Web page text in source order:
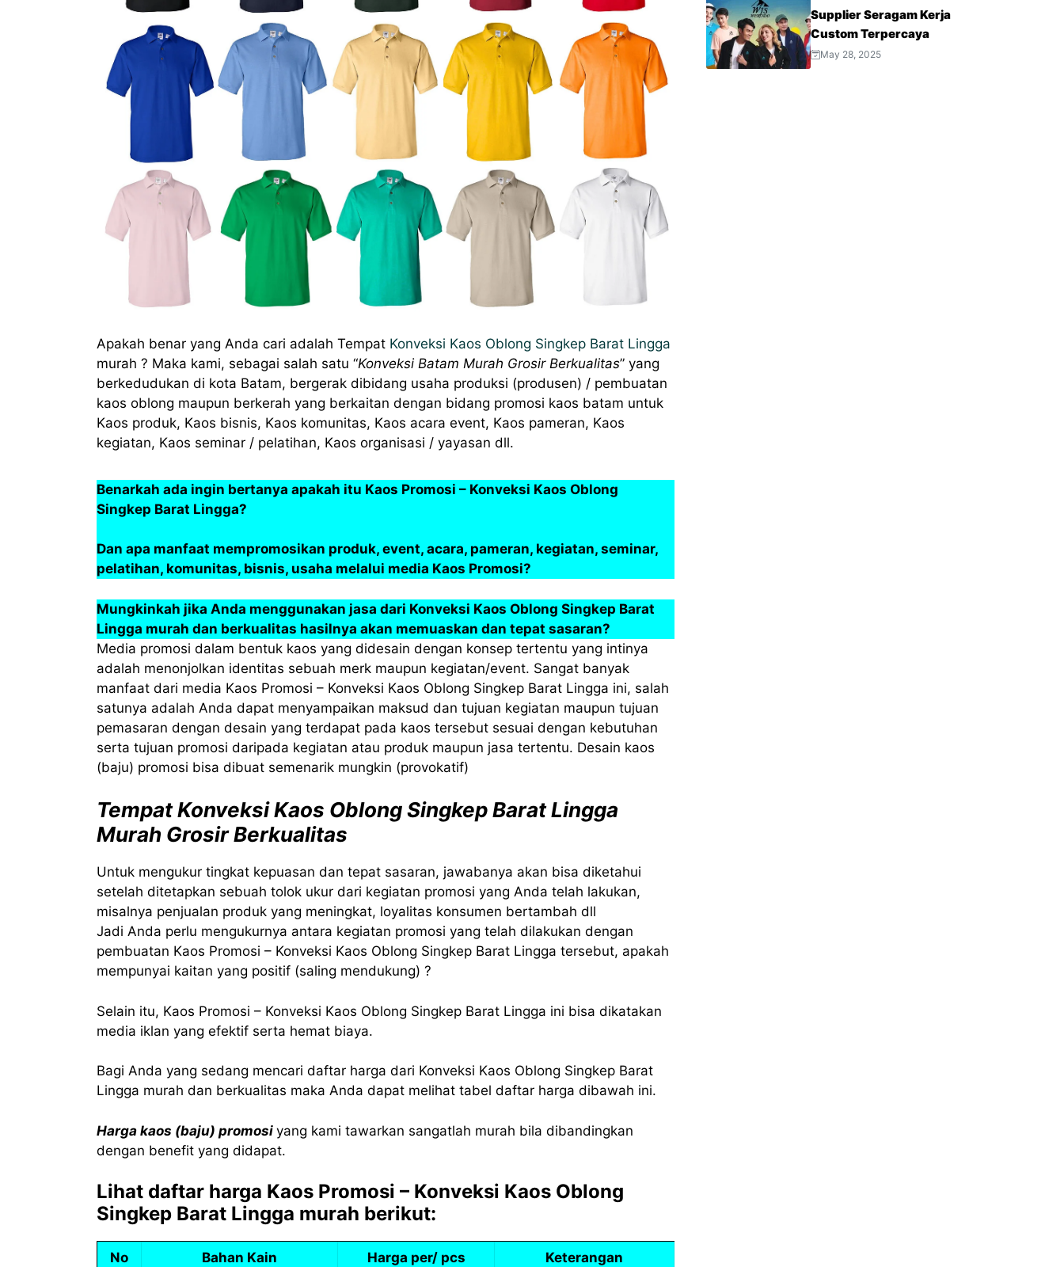
Apakah benar yang Anda cari adalah Tempat Konveksi Kaos Oblong Singkep Barat Lingga
murah ? Maka kami, sebagai salah satu “Konveksi Batam Murah Grosir Berkualitas” yang
berkedudukan di kota Batam, bergerak dibidang usaha produksi (produsen) / pembuatan
kaos oblong maupun berkerah yang berkaitan dengan bidang promosi kaos batam untuk
Kaos produk, Kaos bisnis, Kaos komunitas, Kaos acara event, Kaos pameran, Kaos
kegiatan, Kaos seminar / pelatihan, Kaos organisasi / yayasan dll.
Benarkah ada ingin bertanya apakah itu Kaos Promosi – Konveksi Kaos Oblong
Singkep Barat Lingga?
Dan apa manfaat mempromosikan produk, event, acara, pameran, kegiatan, seminar,
pelatihan, komunitas, bisnis, usaha melalui media Kaos Promosi?
Mungkinkah jika Anda menggunakan jasa dari Konveksi Kaos Oblong Singkep Barat
Lingga murah dan berkualitas hasilnya akan memuaskan dan tepat sasaran?
Media promosi dalam bentuk kaos yang didesain dengan konsep tertentu yang intinya
adalah menonjolkan identitas sebuah merk maupun kegiatan/event. Sangat banyak
manfaat dari media Kaos Promosi – Konveksi Kaos Oblong Singkep Barat Lingga ini, salah
satunya adalah Anda dapat menyampaikan maksud dan tujuan kegiatan maupun tujuan
pemasaran dengan desain yang terdapat pada kaos tersebut sesuai dengan kebutuhan
serta tujuan promosi daripada kegiatan atau produk maupun jasa tertentu. Desain kaos
(baju) promosi bisa dibuat semenarik mungkin (provokatif)
Tempat Konveksi Kaos Oblong Singkep Barat Lingga
Murah Grosir Berkualitas
Untuk mengukur tingkat kepuasan dan tepat sasaran, jawabanya akan bisa diketahui
setelah ditetapkan sebuah tolok ukur dari kegiatan promosi yang Anda telah lakukan,
misalnya penjualan produk yang meningkat, loyalitas konsumen bertambah dll
Jadi Anda perlu mengukurnya antara kegiatan promosi yang telah dilakukan dengan
pembuatan Kaos Promosi – Konveksi Kaos Oblong Singkep Barat Lingga tersebut, apakah
mempunyai kaitan yang positif (saling mendukung) ?
Selain itu, Kaos Promosi – Konveksi Kaos Oblong Singkep Barat Lingga ini bisa dikatakan
media iklan yang efektif serta hemat biaya.
Bagi Anda yang sedang mencari daftar harga dari Konveksi Kaos Oblong Singkep Barat
Lingga murah dan berkualitas maka Anda dapat melihat tabel daftar harga dibawah ini.
Harga kaos (baju) promosi yang kami tawarkan sangatlah murah bila dibandingkan
dengan benefit yang didapat.
Lihat daftar harga Kaos Promosi – Konveksi Kaos Oblong
Singkep Barat Lingga murah berikut:
No Bahan Kain Harga per/ pcs Keterangan
Supplier Seragam Kerja
Custom Terpercaya
May 28, 2025